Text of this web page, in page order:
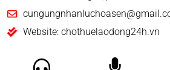
Website: chothuelaodong24h.vn